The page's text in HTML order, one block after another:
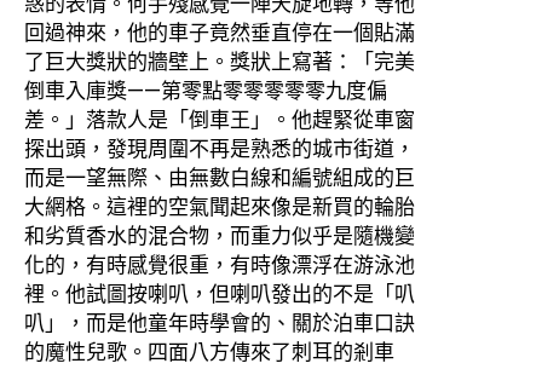
回過神來，他的車子竟然垂直停在一個貼滿
了巨大獎狀的牆壁上。獎狀上寫著：「完美
倒車入庫獎——第零點零零零零零九度偏
差。」落款人是「倒車王」。他趕緊從車窗
探出頭，發現周圍不再是熟悉的城市街道，
而是一望無際、由無數白線和編號組成的巨
大網格。這裡的空氣聞起來像是新買的輪胎
和劣質香水的混合物，而重力似乎是隨機變
化的，有時感覺很重，有時像漂浮在游泳池
裡。他試圖按喇叭，但喇叭發出的不是「叭
叭」，而是他童年時學會的、關於泊車口訣
的魔性兒歌。四面八方傳來了刺耳的剎車